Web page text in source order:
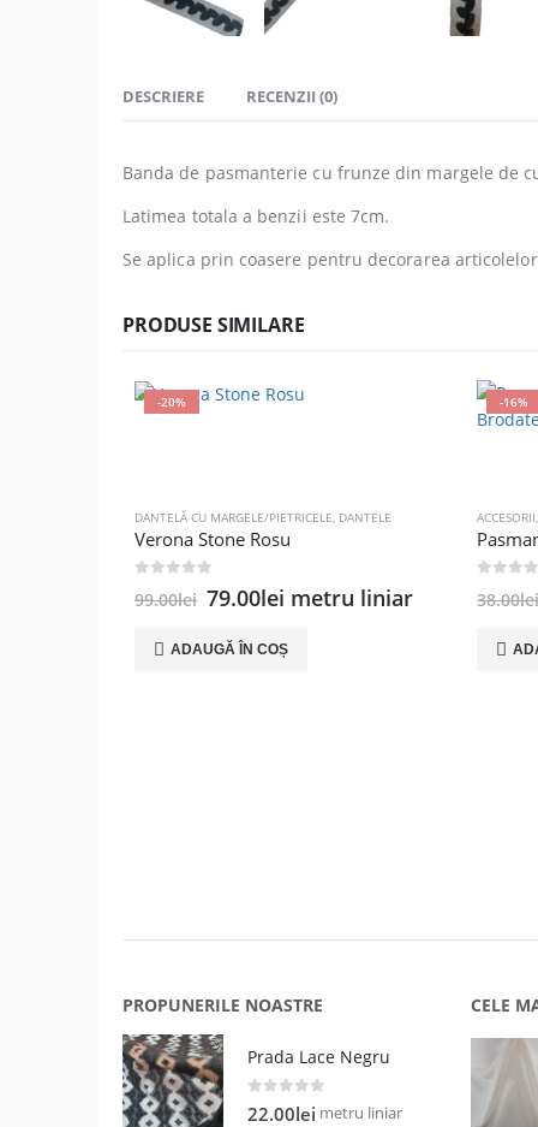
DESCRIERE RECENZII (0)
Banda de pasmanterie cu frunze din margele de
Latimea totala a benzii este 7cm.
Se aplica prin coasere pentru decorarea
PRODUSE SIMILARE
-20%
DANTELĂ CU MARGELE/PIETRICELE, DANTELE
Verona Stone Rosu
99.00lei Prețul
a
fost:
79.00lei Prețul
este:
79.00lei.
metru liniar
ADAUGĂ ÎN COȘ
-16%
ACCESORII,
38.00lei
PROPUNERILE NOASTRE
Prada Lace Negru
0 out of 5
22.00lei metru liniar
CELE